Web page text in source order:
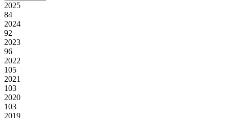
2025
84
2024
92
2023
96
2022
105
2021
103
2020
103
2019